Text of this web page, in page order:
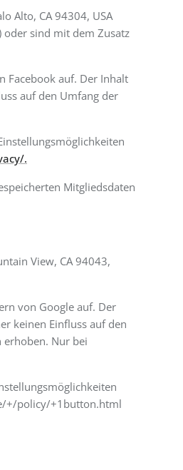
Alto, CA 94304, USA
oder sind mit dem Zusatz
Facebook auf. Der Inhalt
auf den Umfang der
.
Mitgliedsdaten
View, CA 94043,
von Google auf. Der
keinen Einfluss auf den
erhoben. Nur bei
+/policy/+1button.html